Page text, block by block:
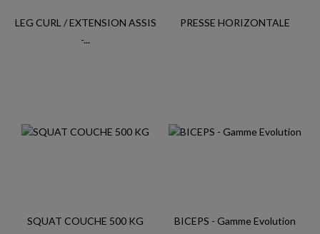
LEG CURL / EXTENSION ASSIS
-...
PRESSE HORIZONTALE
SQUAT COUCHE 500 KG BICEPS - Gamme Evolution